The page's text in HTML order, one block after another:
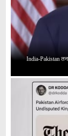
India-Pakistan